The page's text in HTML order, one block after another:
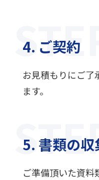
STEP
4. ご契約
お見積もりにご了
ます。
5. 書類の収
ご準備頂いた資料